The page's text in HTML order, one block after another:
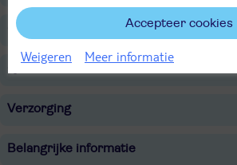
Ook fijn om te weten
Quote
Verzorging
Belangrijke informatie
Accepteer cookies
Weigeren Meer informatie